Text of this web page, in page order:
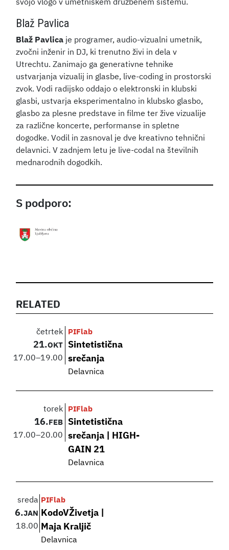
svojo vlogo v umetniškem družbenem sistemu.
Blaž Pavlica
Blaž Pavlica je programer, audio-vizualni umetnik,
zvočni inženir in DJ, ki trenutno živi in dela v
Utrechtu. Zanimajo ga generativne tehnike
ustvarjanja vizualij in glasbe, live-coding in prostorski
zvok. Vodi radijsko oddajo o elektronski in klubski
glasbi, ustvarja eksperimentalno in klubsko glasbo,
glasbo za plesne predstave in filme ter žive vizualije
za različne koncerte, performanse in spletne
dogodke. Vodil in zasnoval je dve kreativno tehnični
delavnici. V zadnjem letu je live-codal na številnih
mednarodnih dogodkih.
S podporo:
RELATED
četrtek
21.OKT
17.00–19.00
PIFlab
Sintetistična
srečanja
Delavnica
torek
16. FEB
17.00–20.00
PIFlab
Sintetistična
srečanja | HIGH-
GAIN 21
Delavnica
sreda
6.JAN
18.00
PIFlab
KodoVŽivetja |
Maja Kraljič
Delavnica